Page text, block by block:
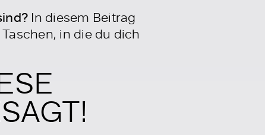
In diesem Beitrag
in die du dich